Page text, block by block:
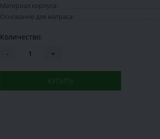
Материал корпуса:
Основание для матраса:
Количество:
- +
КУПИТЬ